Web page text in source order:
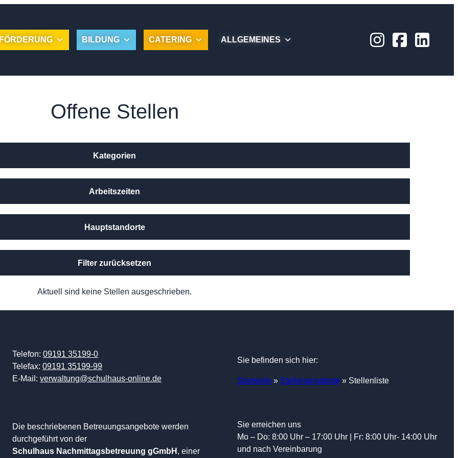
FÖRDERUNG BILDUNG CATERING ALLGEMEINES
Offene Stellen
Kategorien
Arbeitszeiten
Hauptstandorte
Filter zurücksetzen
Aktuell sind keine Stellen ausgeschrieben.
Telefon: 09191 35199-0
Telefax: 09191 35199-99
E-Mail: verwaltung@schulhaus-online.de
Sie befinden sich hier:
Startseite » Stellenangebote » Stellenliste
Die beschriebenen Betreuungsangebote werden
durchgeführt von der
Schulhaus Nachmittagsbetreuung gGmbH , einer
Sie erreichen uns
Mo – Do: 8:00 Uhr – 17:00 Uhr | Fr: 8:00 Uhr- 14:00 Uhr
und nach Vereinbarung